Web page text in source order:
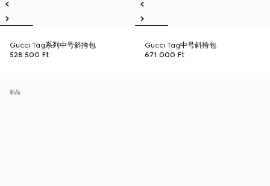
Gucci Tag系列中号斜挎包
528 500 Ft
Gucci Tag中号斜挎包
671 000 Ft
新品